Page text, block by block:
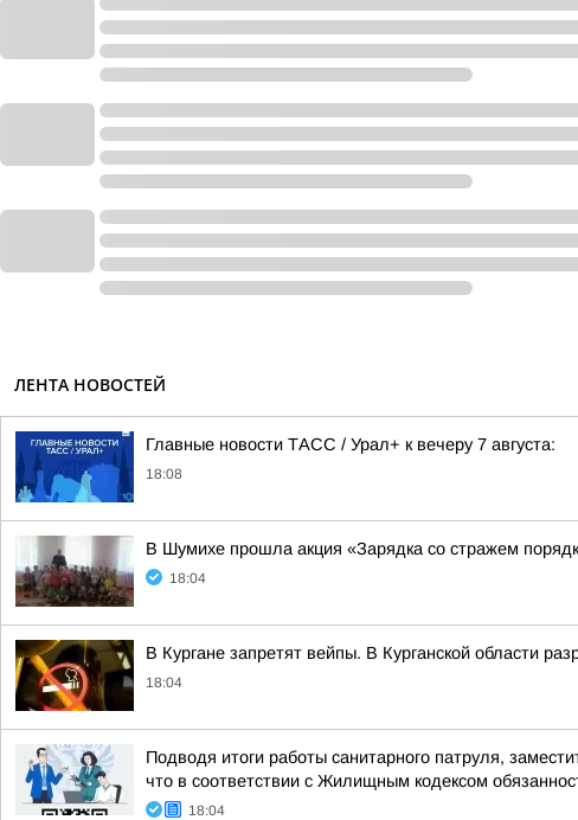
ЛЕНТА НОВОСТЕЙ
Главные новости ТАСС / Урал+ к вечеру 7 августа:
18:08
В Шумихе прошла акция «Зарядка со стражем
18:04
В Кургане запретят вейпы. В Курганской области
18:04
Подводя итоги работы санитарного патруля,
что в соответствии с Жилищным кодексом
18:04